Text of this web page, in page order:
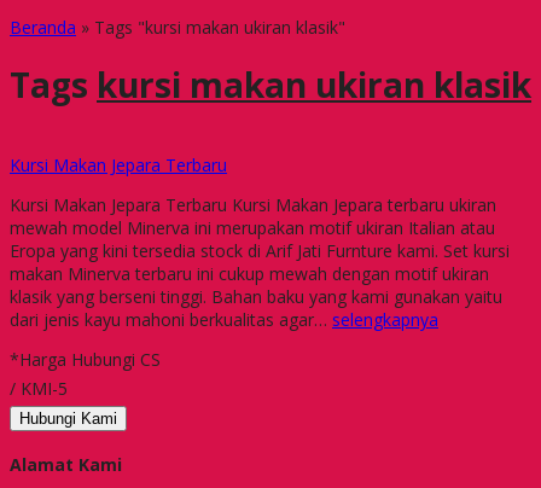
Beranda » Tags "kursi makan ukiran klasik"
Tags kursi makan ukiran klasik
Kursi Makan Jepara Terbaru
Kursi Makan Jepara Terbaru Kursi Makan Jepara terbaru ukiran
mewah model Minerva ini merupakan motif ukiran Italian atau
Eropa yang kini tersedia stock di Arif Jati Furnture kami. Set kursi
makan Minerva terbaru ini cukup mewah dengan motif ukiran
klasik yang berseni tinggi. Bahan baku yang kami gunakan yaitu
dari jenis kayu mahoni berkualitas agar… selengkapnya
*Harga Hubungi CS
/ KMI-5
Hubungi Kami
Alamat Kami